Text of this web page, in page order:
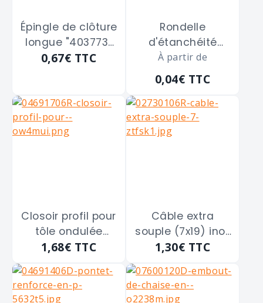
Épingle de clôture
longue "403773"
fil 3,5 de 150 m/m
0,67€ TTC
Rondelle
d'étanchéité
feutre bitumée
FAYNOT "200804-
035" de 20 x 8 x 4
m/m
À partir de
0,04€ TTC
Closoir profil pour
tôle ondulée
petite onde 76 x
045" de 11 x 76 x 18
m/m
1,68€ TTC
Câble extra
souple (7x19) inox
316 de 5 m/m
1,30€ TTC